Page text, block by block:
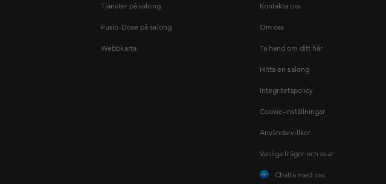
Tjänster på salong
Fusio-Dose på salong
Webbkarta
Kontakta oss
Om oss
Ta hand om ditt hår
Hitta en salong
Integritetspolicy
Cookie-inställningar
Användarvillkor
Vanliga frågor och svar
Chatta med oss